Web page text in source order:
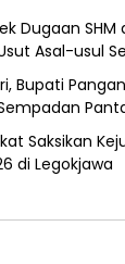
Dugaan SHM
Asal-usul
Bupati
Saksikan
di Legokjawa